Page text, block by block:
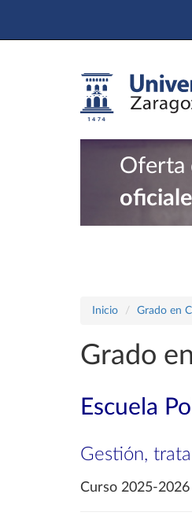
Oferta
Inicio Grado en
Grado
Escuela
Gestión,
Curso 2025-2026